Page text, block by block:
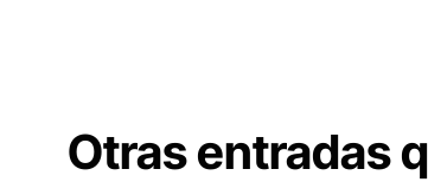
Otras entradas